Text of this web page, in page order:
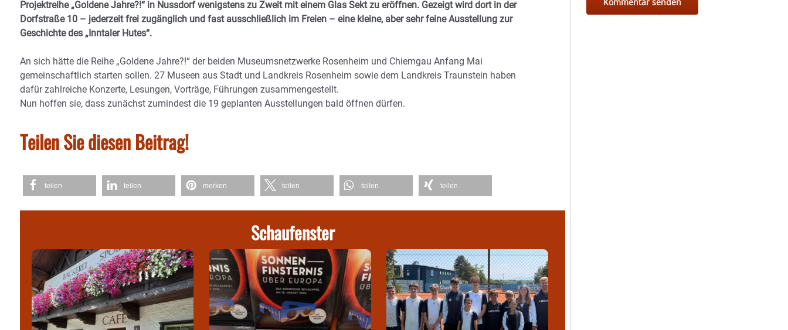
Projektreihe „Goldene Jahre?!“ in Nussdorf wenigstens zu Zweit mit einem Glas Sekt zu eröffnen. Gezeigt wird dort in der
Dorfstraße 10 – jederzeit frei zugänglich und fast ausschließlich im Freien – eine kleine, aber sehr feine Ausstellung zur
Geschichte des „Inntaler Hutes“.
An sich hätte die Reihe „Goldene Jahre?!“ der beiden Museumsnetzwerke Rosenheim und Chiemgau Anfang Mai
gemeinschaftlich starten sollen. 27 Museen aus Stadt und Landkreis Rosenheim sowie dem Landkreis Traunstein haben
dafür zahlreiche Konzerte, Lesungen, Vorträge, Führungen zusammengestellt.
Nun hoffen sie, dass zunächst zumindest die 19 geplanten Ausstellungen bald öffnen dürfen.
Teilen Sie diesen Beitrag!
teilen teilen merken teilen teilen teilen
Schaufenster